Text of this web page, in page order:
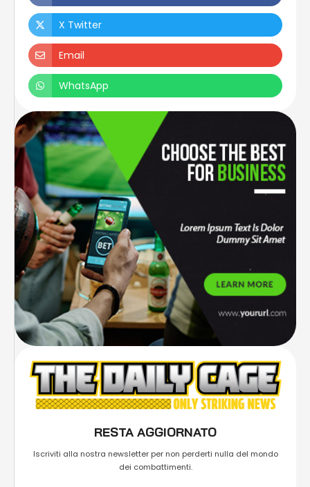
X Twitter
Email
WhatsApp
RESTA AGGIORNATO
Iscriviti alla nostra newsletter per non perderti nulla del mondo
dei combattimenti.